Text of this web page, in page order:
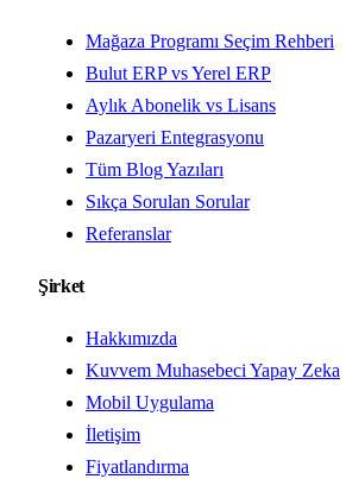
Mağaza Programı Seçim Rehberi
Bulut ERP vs Yerel ERP
Aylık Abonelik vs Lisans
Pazaryeri Entegrasyonu
Tüm Blog Yazıları
Sıkça Sorulan Sorular
Referanslar
Şirket
Hakkımızda
Kuvvem Muhasebeci Yapay Zeka
Mobil Uygulama
İletişim
Fiyatlandırma